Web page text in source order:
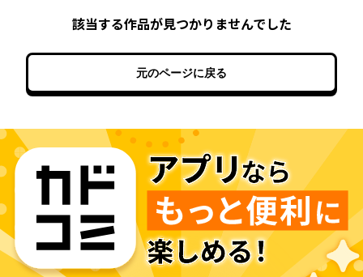
該当する作品が見つかりませんでした
元のページに戻る